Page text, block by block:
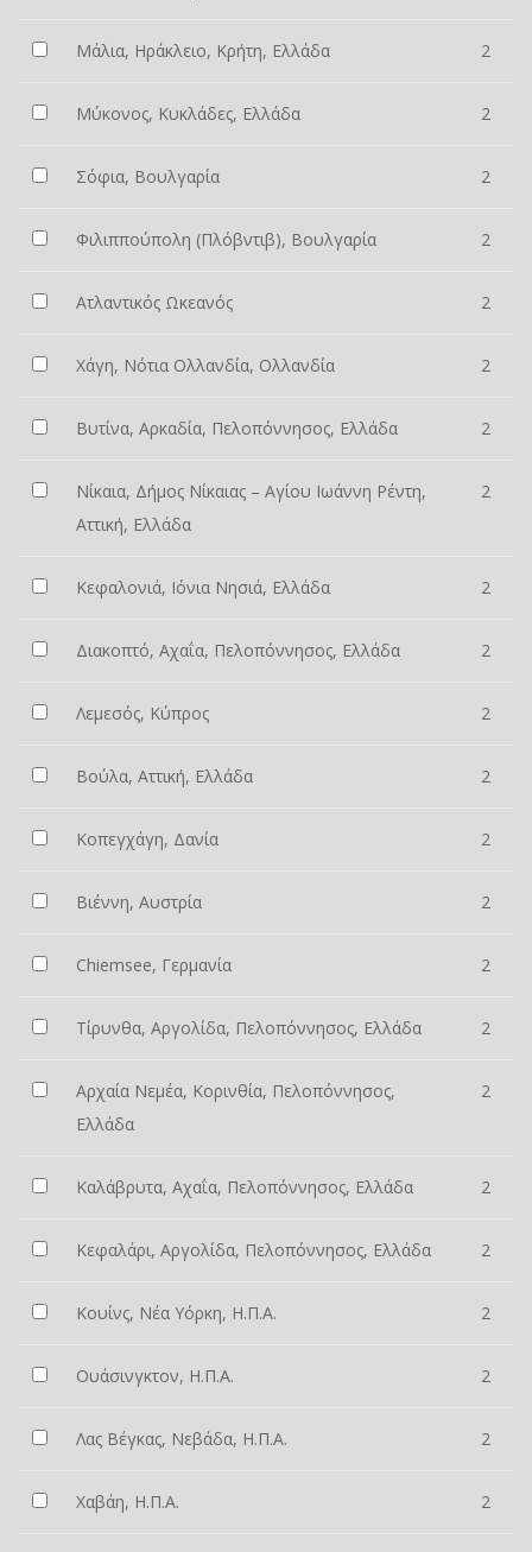
Μάλια, Ηράκλειο, Κρήτη, Ελλάδα 2
Μύκονος, Κυκλάδες, Ελλάδα 2
Σόφια, Βουλγαρία 2
Φιλιππούπολη (Πλόβντιβ), Βουλγαρία 2
Ατλαντικός Ωκεανός 2
Χάγη, Νότια Ολλανδία, Ολλανδία 2
Βυτίνα, Αρκαδία, Πελοπόννησος, Ελλάδα 2
Νίκαια, Δήμος Νίκαιας – Αγίου Ιωάννη Ρέντη,
Αττική, Ελλάδα
2
Κεφαλονιά, Ιόνια Νησιά, Ελλάδα 2
Διακοπτό, Αχαΐα, Πελοπόννησος, Ελλάδα 2
Λεμεσός, Κύπρος 2
Βούλα, Αττική, Ελλάδα 2
Κοπεγχάγη, Δανία 2
Βιέννη, Αυστρία 2
Chiemsee, Γερμανία 2
Τίρυνθα, Αργολίδα, Πελοπόννησος, Ελλάδα 2
Αρχαία Νεμέα, Κορινθία, Πελοπόννησος,
Ελλάδα
2
Καλάβρυτα, Αχαΐα, Πελοπόννησος, Ελλάδα 2
Κεφαλάρι, Αργολίδα, Πελοπόννησος, Ελλάδα 2
Κουίνς, Νέα Υόρκη, Η.Π.Α. 2
Ουάσινγκτον, Η.Π.Α. 2
Λας Βέγκας, Νεβάδα, Η.Π.Α. 2
Χαβάη, Η.Π.Α. 2